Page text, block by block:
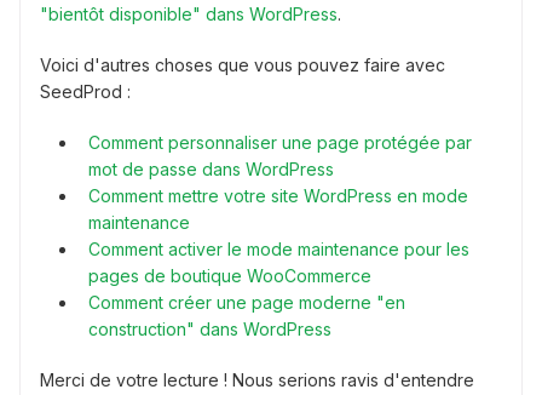
"bientôt disponible" dans WordPress.
Voici d'autres choses que vous pouvez faire avec
SeedProd :
Comment personnaliser une page protégée par
mot de passe dans WordPress
Comment mettre votre site WordPress en mode
maintenance
Comment activer le mode maintenance pour les
pages de boutique WooCommerce
Comment créer une page moderne "en
construction" dans WordPress
Merci de votre lecture ! Nous serions ravis d'entendre